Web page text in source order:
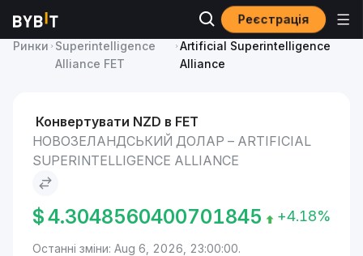
Реєстрація
Ринки
Ціна Artificial
Superintelligence
Alliance FET
Новозеландський долар to
Artificial Superintelligence
Alliance
Конвертувати NZD в FET
НОВОЗЕЛАНДСЬКИЙ ДОЛАР – ARTIFICIAL
SUPERINTELLIGENCE ALLIANCE
$4.3048560400701845 +4.18%
Останні зміни: Aug 6, 2026, 23:00:00.